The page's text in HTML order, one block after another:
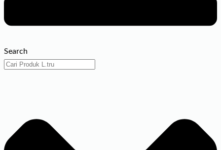
Search